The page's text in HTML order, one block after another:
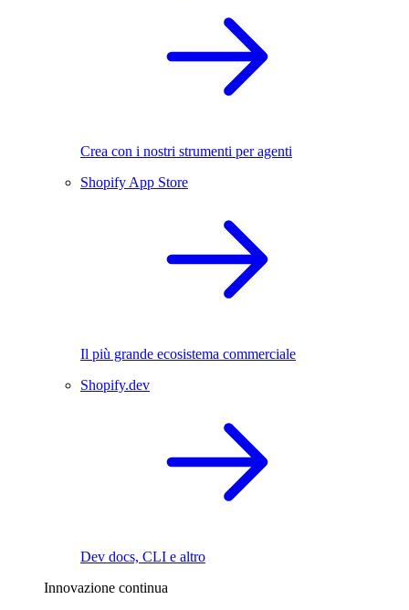
Crea con i nostri strumenti per agenti
Shopify App Store
Il più grande ecosistema commerciale
Shopify.dev
Dev docs, CLI e altro
Innovazione continua